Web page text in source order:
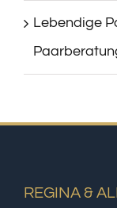
Lebendige
REGINA &